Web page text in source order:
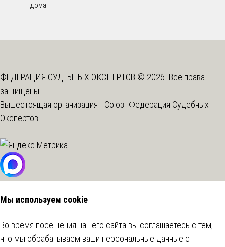
дома
ФЕДЕРАЦИЯ СУДЕБНЫХ ЭКСПЕРТОВ © 2026. Все права
защищены
Вышестоящая организация - Союз "Федерация Судебных
Экспертов"
Мы используем cookie
Во время посещения нашего сайта вы соглашаетесь с тем,
что мы обрабатываем ваши персональные данные с